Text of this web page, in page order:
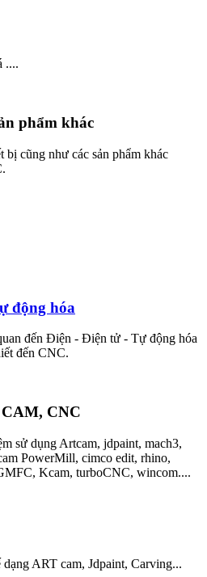
....
phẩm khác
bị cũng như các sản phẩm khác
động hóa
đến Điện - Điện tử - Tự động hóa
đến CNC.
CNC
sử dụng Artcam, jdpaint, mach3,
PowerMill, cimco edit, rhino,
Kcam, turboCNC, wincom....
dạng ART cam, Jdpaint, Carving...